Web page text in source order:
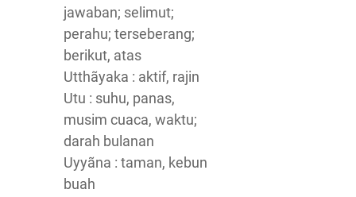
jawaban; selimut;
perahu; terseberang;
berikut, atas
Utthãyaka : aktif, rajin
Utu : suhu, panas,
musim cuaca, waktu;
darah bulanan
Uyyãna : taman, kebun
buah